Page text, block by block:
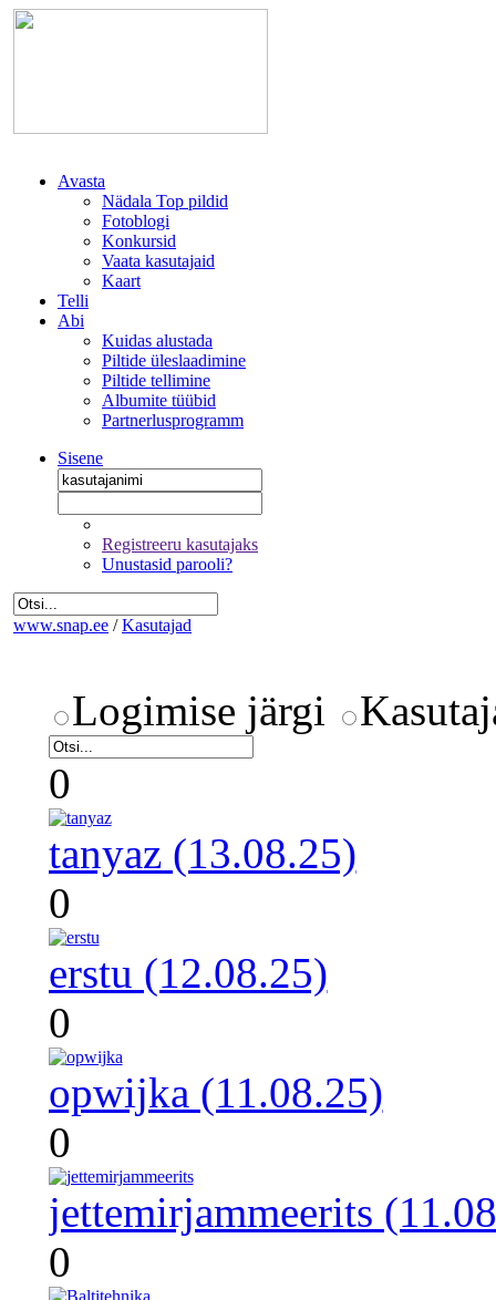
Avasta
Nädala Top pildid
Fotoblogi
Konkursid
Vaata kasutajaid
Kaart
Telli
Abi
Kuidas alustada
Piltide üleslaadimine
Piltide tellimine
Albumite tüübid
Partnerlusprogramm
Sisene
Registreeru kasutajaks
Unustasid parooli?
www.snap.ee / Kasutajad
Logimise järgi
0
tanyaz (13.08.25)
0
erstu (12.08.25)
0
opwijka (11.08.25)
0
jettemirjammeerits
0